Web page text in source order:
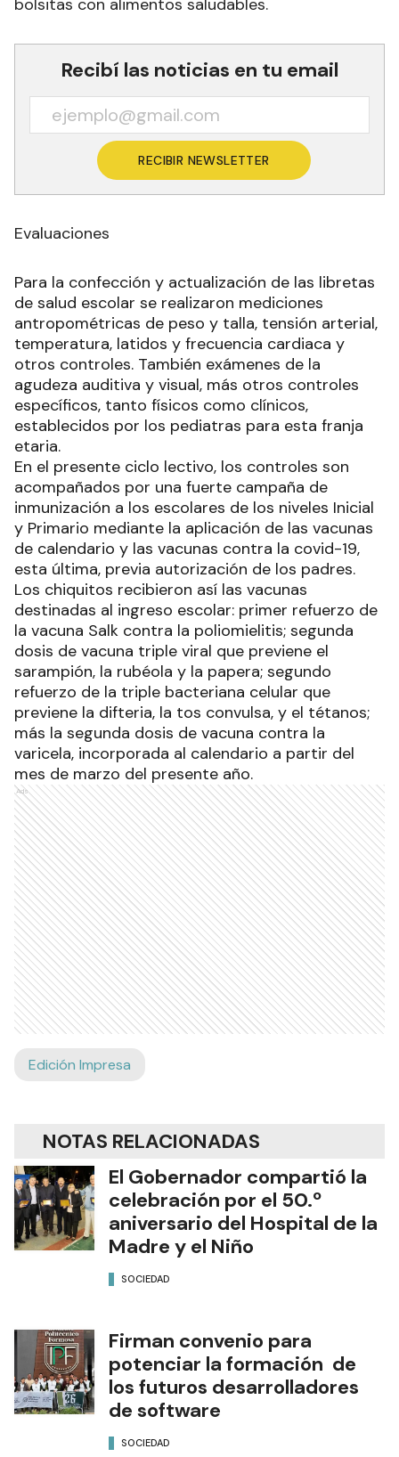
bolsitas con alimentos saludables.
Recibí las noticias en tu email
RECIBIR NEWSLETTER
Evaluaciones
Para la confección y actualización de las libretas
de salud escolar se realizaron mediciones
antropométricas de peso y talla, tensión arterial,
temperatura, latidos y frecuencia cardiaca y
otros controles. También exámenes de la
agudeza auditiva y visual, más otros controles
específicos, tanto físicos como clínicos,
establecidos por los pediatras para esta franja
etaria.
En el presente ciclo lectivo, los controles son
acompañados por una fuerte campaña de
inmunización a los escolares de los niveles Inicial
y Primario mediante la aplicación de las vacunas
de calendario y las vacunas contra la covid-19,
esta última, previa autorización de los padres.
Los chiquitos recibieron así las vacunas
destinadas al ingreso escolar: primer refuerzo de
la vacuna Salk contra la poliomielitis; segunda
dosis de vacuna triple viral que previene el
sarampión, la rubéola y la papera; segundo
refuerzo de la triple bacteriana celular que
previene la difteria, la tos convulsa, y el tétanos;
más la segunda dosis de vacuna contra la
varicela, incorporada al calendario a partir del
mes de marzo del presente año.
Ads
Edición Impresa
NOTAS RELACIONADAS
El Gobernador compartió la
celebración por el 50.º
aniversario del Hospital de la
Madre y el Niño
SOCIEDAD
Firman convenio para
potenciar la formación de
los futuros desarrolladores
de software
SOCIEDAD